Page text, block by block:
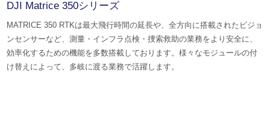
DJI Matrice 350シリーズ
MATRICE 350 RTKは最大飛行時間の延長や、全方向に搭載されたビジョ
ンセンサーなど、測量・インフラ点検・捜索救助の業務をより安全に、
効率化するための機能を多数搭載しております。様々なモジュールの付
け替えによって、多岐に渡る業務で活躍します。